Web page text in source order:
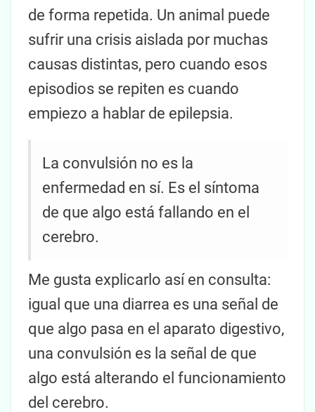
de forma repetida. Un animal puede
sufrir una crisis aislada por muchas
causas distintas, pero cuando esos
episodios se repiten es cuando
empiezo a hablar de epilepsia.
La convulsión no es la
enfermedad en sí. Es el síntoma
de que algo está fallando en el
cerebro.
Me gusta explicarlo así en consulta:
igual que una diarrea es una señal de
que algo pasa en el aparato digestivo,
una convulsión es la señal de que
algo está alterando el funcionamiento
del cerebro.